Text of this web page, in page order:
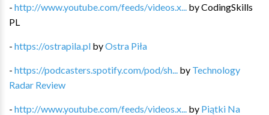
- http://www.youtube.com/feeds/videos.x... byCodingSkills
PL
- https://ostrapila.pl byOstra Piła
- https://podcasters.spotify.com/pod/sh... by Technology
Radar Review
- http://www.youtube.com/feeds/videos.x... by Piątki Na